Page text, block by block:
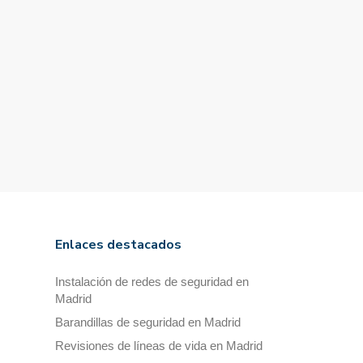
Enlaces destacados
Instalación de redes de seguridad en
Madrid
Barandillas de seguridad en Madrid
Revisiones de líneas de vida en Madrid